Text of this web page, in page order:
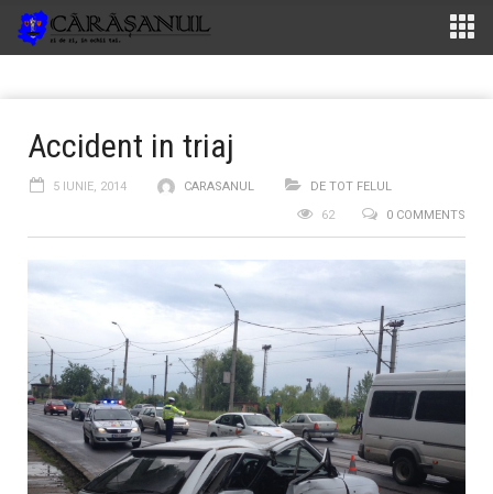
Accident in triaj
5 IUNIE, 2014 CARASANUL
DE TOT FELUL
0 COMMENTS
62